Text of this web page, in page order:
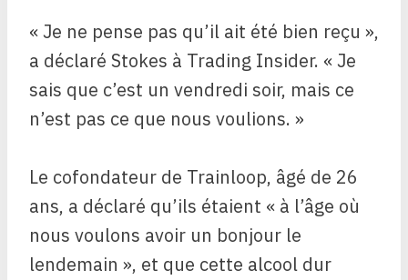
« Je ne pense pas qu’il ait été bien reçu »,
a déclaré Stokes à Trading Insider. « Je
sais que c’est un vendredi soir, mais ce
n’est pas ce que nous voulions. »
Le cofondateur de Trainloop, âgé de 26
ans, a déclaré qu’ils étaient « à l’âge où
nous voulons avoir un bonjour le
lendemain », et que cette alcool dur